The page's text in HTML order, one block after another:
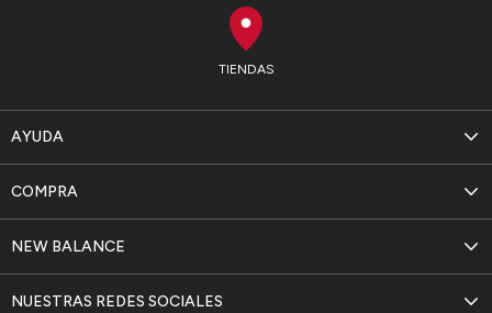
TIENDAS
AYUDA
NEW BALANCE
COMPRA
NUESTRAS REDES SOCIALES